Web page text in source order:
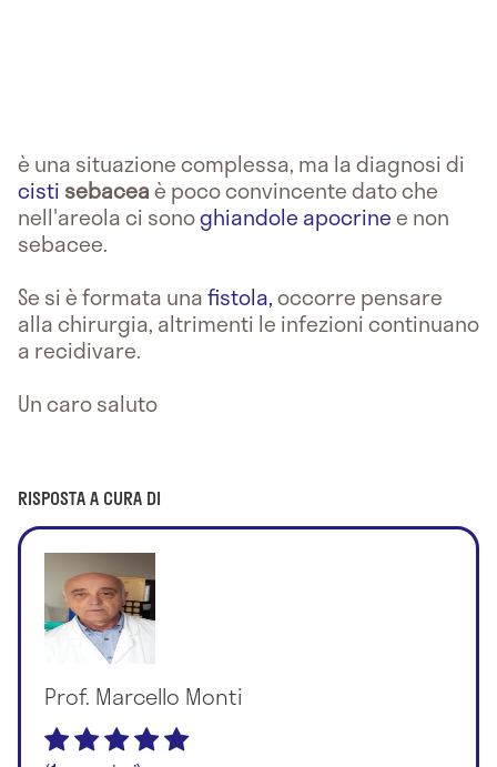
è una situazione complessa, ma la diagnosi di
cisti sebaceaè poco convincente dato che
nell'areola ci sonoghiandole apocrinee non
sebacee.
Se si è formata unafistola,occorre pensare
alla chirurgia, altrimenti le infezioni continuano
a recidivare.
Un caro saluto
RISPOSTA A CURA DI
Prof. Marcello Monti